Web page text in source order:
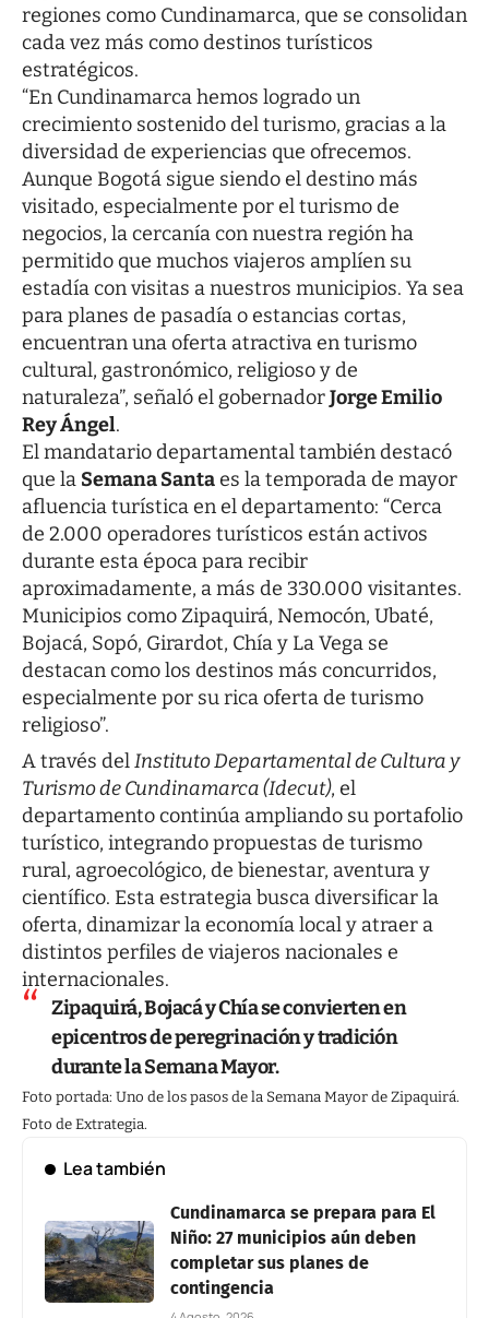
regiones como Cundinamarca, que se consolidan
cada vez más como destinos turísticos
estratégicos.
“En Cundinamarca hemos logrado un
crecimiento sostenido del turismo, gracias a la
diversidad de experiencias que ofrecemos.
Aunque Bogotá sigue siendo el destino más
visitado, especialmente por el turismo de
negocios, la cercanía con nuestra región ha
permitido que muchos viajeros amplíen su
estadía con visitas a nuestros municipios. Ya sea
para planes de pasadía o estancias cortas,
encuentran una oferta atractiva en turismo
cultural, gastronómico, religioso y de
naturaleza”, señaló el gobernadorJorge Emilio
Rey Ángel.
El mandatario departamental también destacó
que la Semana Santaes la temporada de mayor
afluencia turística en el departamento: “Cerca
de 2.000 operadores turísticos están activos
durante esta época para recibir
aproximadamente, a más de 330.000 visitantes.
Municipios como Zipaquirá, Nemocón, Ubaté,
Bojacá, Sopó, Girardot, Chía y La Vega se
destacan como los destinos más concurridos,
especialmente por su rica oferta de turismo
religioso”.
A través delInstituto Departamental de Cultura y
Turismo de Cundinamarca (Idecut), el
departamento continúa ampliando su portafolio
turístico, integrando propuestas de turismo
rural, agroecológico, de bienestar, aventura y
científico. Esta estrategia busca diversificar la
oferta, dinamizar la economía local y atraer a
distintos perfiles de viajeros nacionales e
internacionales.
Zipaquirá, Bojacá y Chía se convierten en
epicentros de peregrinación y tradición
durante la Semana Mayor.
Foto portada: Uno de los pasos de la Semana Mayor de Zipaquirá.
Foto de Extrategia.
Lea también
Cundinamarca se prepara para El
Niño: 27 municipios aún deben
completar sus planes de
contingencia